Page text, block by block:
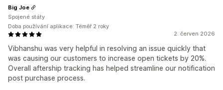
2. červen 2026
Vibhanshu was very helpful in resolving an issue quickly that
was causing our customers to increase open tickets by 20%.
Overall aftership tracking has helped streamline our notification
post purchase process.
Big Joe
Spojené státy
Doba používání aplikace: Téměř 2 roky